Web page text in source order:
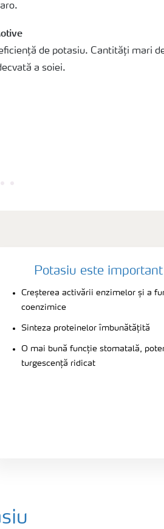
de potasiu. Cantități mari
a soiei.
Potasiu este
Creșterea activării enzimelor și a
coenzimice
Sinteza proteinelor îmbunătățită
O mai bună funcție stomatală,
turgescență ridicat